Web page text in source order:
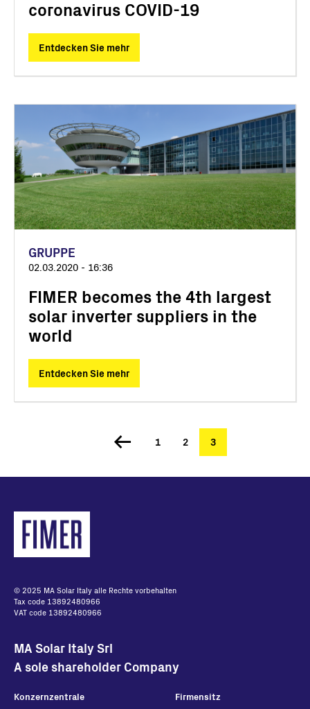
coronavirus COVID-19
Entdecken Sie mehr
GRUPPE
02.03.2020 - 16:36
FIMER becomes the 4th largest
solar inverter suppliers in the
world
Entdecken Sie mehr
Seitennummerierung
Seite
1 Seite
2 Aktuelle
3
© 2025 MA Solar Italy alle Rechte vorbehalten
Tax code 13892480966
VAT code 13892480966
MA Solar Italy Srl
A sole shareholder Company
Konzernzentrale Firmensitz